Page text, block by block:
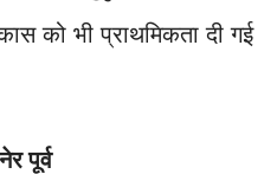
को भी प्राथमिकता दी गई
पूर्व